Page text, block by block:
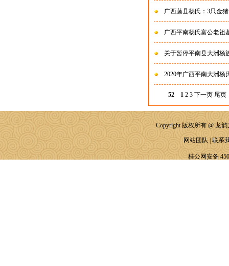
广西藤县杨氏：3只金
广西平南杨氏富公老祖
关于暂停平南县大洲杨
2020年广西平南大洲杨
52 1 2 3 下一页 尾页
Copyright 版权所有 @ 龙韵
网站团队 联系
桂公网安备